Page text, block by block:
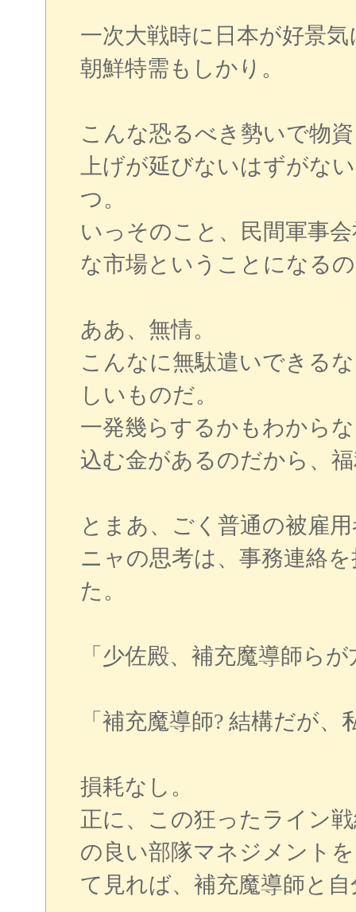
一次大戦時に日本が好景
朝鮮特需もしかり。
こんな恐るべき勢いで物
上げが延びないはずがな
つ。
いっそのこと、民間軍事
な市場ということになる
ああ、無情。
こんなに無駄遣いできる
しいものだ。
一発幾らするかもわから
込む金があるのだから、
とまあ、ごく普通の被雇
ニャの思考は、事務連絡
た。
「少佐殿、補充魔導師ら
「補充魔導師? 結構だが
損耗なし。
正に、この狂ったライン
の良い部隊マネジメント
て見れば、補充魔導師と